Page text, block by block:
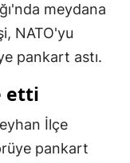
meydana
NATO'yu
pankart astı.
etti
İlçe
pankart